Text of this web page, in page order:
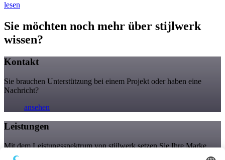
lesen
Sie möchten noch mehr über stijlwerk
wissen?
Kontakt
Sie brauchen Unterstützung bei einem Projekt oder haben eine
Nachricht?
ansehen
Leistungen
Mit dem Leistungsspektrum von stijlwerk setzen Sie Ihre Marke
richtig in Szene.